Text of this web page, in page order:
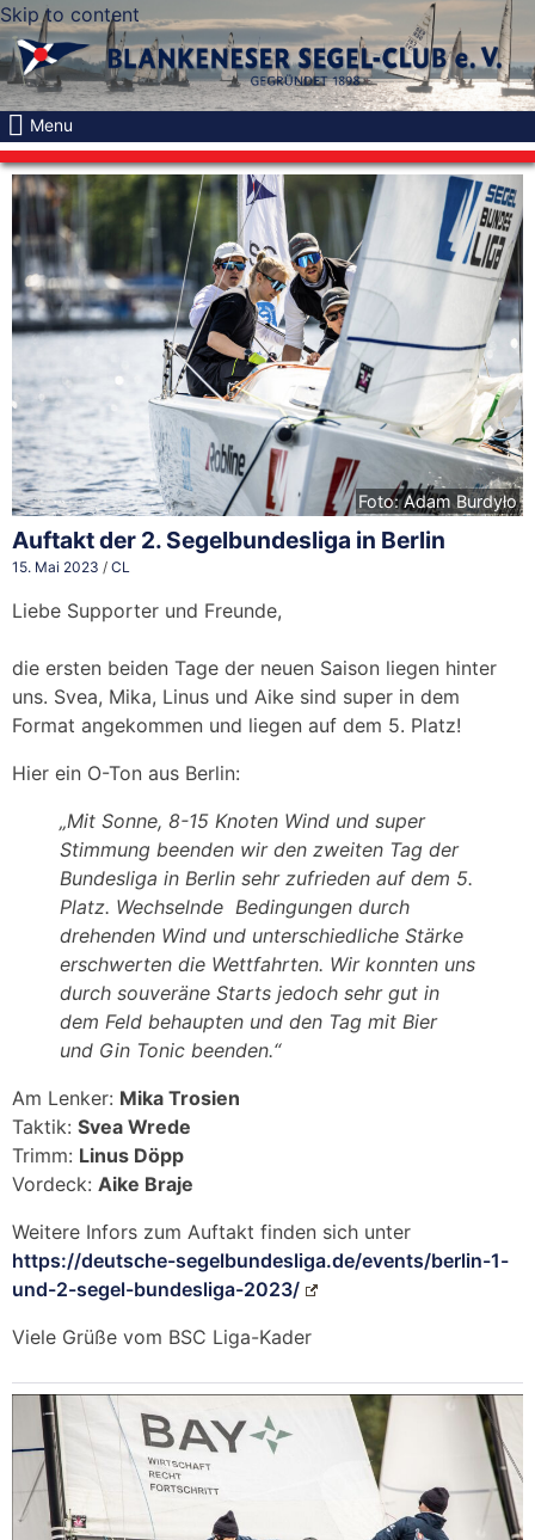
Skip to content
Menu
Foto: Adam Burdyło
Auftakt der 2. Segelbundesliga in Berlin
15. Mai 2023 / CL
Liebe Supporter und Freunde,
die ersten beiden Tage der neuen Saison liegen hinter
uns. Svea, Mika, Linus und Aike sind super in dem
Format angekommen und liegen auf dem 5. Platz!
Hier ein O-Ton aus Berlin:
„Mit Sonne, 8-15 Knoten Wind und super
Stimmung beenden wir den zweiten Tag der
Bundesliga in Berlin sehr zufrieden auf dem 5.
Platz. Wechselnde Bedingungen durch
drehenden Wind und unterschiedliche Stärke
erschwerten die Wettfahrten. Wir konnten uns
durch souveräne Starts jedoch sehr gut in
dem Feld behaupten und den Tag mit Bier
und Gin Tonic beenden.“
Am Lenker: Mika Trosien
Taktik: Svea Wrede
Trimm: Linus Döpp
Vordeck: Aike Braje
Weitere Infors zum Auftakt finden sich unter
https://deutsche-segelbundesliga.de/events/berlin-1-
und-2-segel-bundesliga-2023/
Viele Grüße vom BSC Liga-Kader